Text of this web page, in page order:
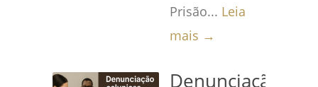
Prisão... Leia
mais →
Denunciação